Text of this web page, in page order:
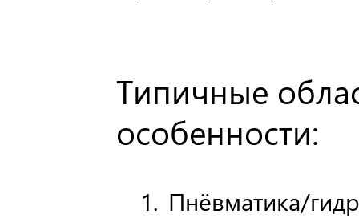
Типичные
особенности:
Пнёвматика/